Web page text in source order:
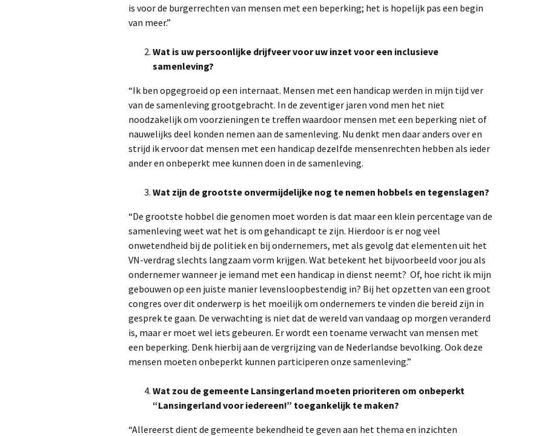
is voor de burgerrechten van mensen met een beperking; het is hopelijk pas een begin
van meer.”
Wat is uw persoonlijke drijfveer voor uw inzet voor een inclusieve
samenleving?
“Ik ben opgegroeid op een internaat. Mensen met een handicap werden in mijn tijd ver
van de samenleving grootgebracht. In de zeventiger jaren vond men het niet
noodzakelijk om voorzieningen te treffen waardoor mensen met een beperking niet of
nauwelijks deel konden nemen aan de samenleving. Nu denkt men daar anders over en
strijd ik ervoor dat mensen met een handicap dezelfde mensenrechten hebben als ieder
ander en onbeperkt mee kunnen doen in de samenleving.
Wat zijn de grootste onvermijdelijke nog te nemen hobbels en tegenslagen?
“De grootste hobbel die genomen moet worden is dat maar een klein percentage van de
samenleving weet wat het is om gehandicapt te zijn. Hierdoor is er nog veel
onwetendheid bij de politiek en bij ondernemers, met als gevolg dat elementen uit het
VN-verdrag slechts langzaam vorm krijgen. Wat betekent het bijvoorbeeld voor jou als
ondernemer wanneer je iemand met een handicap in dienst neemt? Of, hoe richt ik mijn
gebouwen op een juiste manier levensloopbestendig in? Bij het opzetten van een groot
congres over dit onderwerp is het moeilijk om ondernemers te vinden die bereid zijn in
gesprek te gaan. De verwachting is niet dat de wereld van vandaag op morgen veranderd
is, maar er moet wel iets gebeuren. Er wordt een toename verwacht van mensen met
een beperking. Denk hierbij aan de vergrijzing van de Nederlandse bevolking. Ook deze
mensen moeten onbeperkt kunnen participeren onze samenleving.”
Wat zou de gemeente Lansingerland moeten prioriteren om onbeperkt
“Lansingerland voor iedereen!” toegankelijk te maken?
“Allereerst dient de gemeente bekendheid te geven aan het thema en inzichten